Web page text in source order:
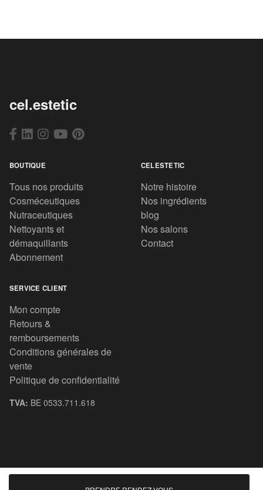
cel.estetic
BOUTIQUE
Tous nos produits
Cosméceutiques
Nutraceutiques
Nettoyants et
démaquillants
Abonnement
CELESTETIC
Notre histoire
Nos ingrédients
blog
Nos salons
Contact
SERVICE CLIENT
Mon compte
Retours &
remboursements
Conditions générales de
vente
Politique de confidentialité
TVA: BE 0533.711.618
© 2020 All rights reserved.